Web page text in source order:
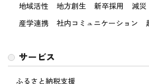
地域活性
地方創生 新卒採用 減災
産学連携
社内コミュニケーション
サービス
ふるさと納税支援